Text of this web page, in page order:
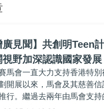
廣見聞】共創明Teen
視野加深認識國家發展
馬會一直大力支持香港特別
開展以來，馬會及其慈善
行。繼過去兩年由馬會支